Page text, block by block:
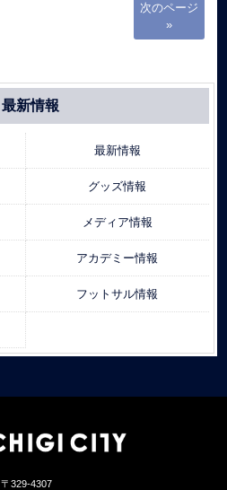
次のページ
»
最新情報
最新情報
グッズ情報
メディア情報
アカデミー情報
フットサル情報
〒329-4307